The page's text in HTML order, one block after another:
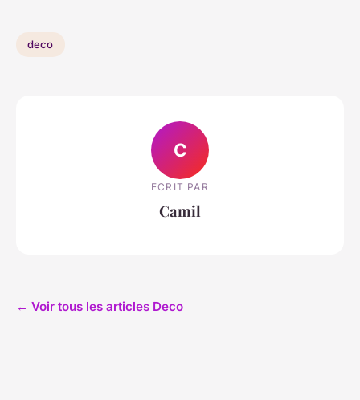
deco
C
ECRIT PAR
Camil
← Voir tous les articles Deco